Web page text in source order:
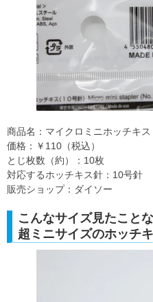
商品名：マイクロミニホッチキス
価格：￥110（税込）
とじ枚数（約）：10枚
対応するホッチキス針：10号針
販売ショップ：ダイソー
こんなサイズ見たこと
超ミニサイズのホッチ